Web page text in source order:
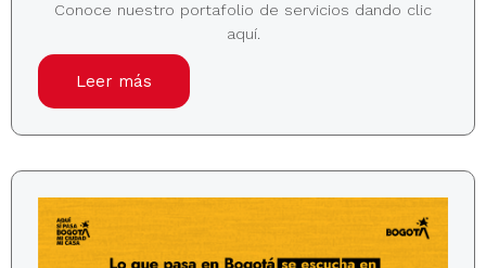
Conoce nuestro portafolio de servicios dando clic
aquí.
Leer más